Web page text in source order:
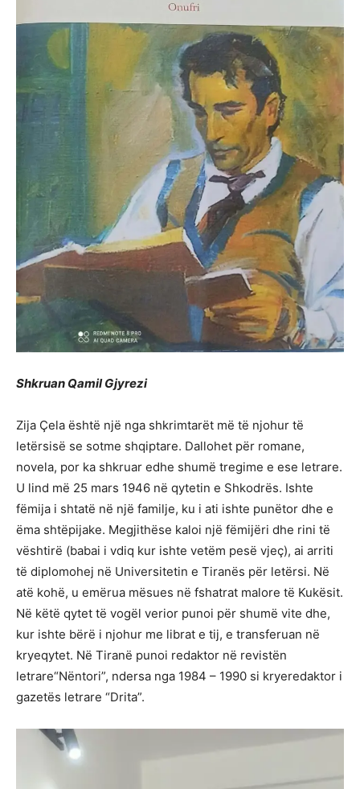
Shkruan Qamil Gjyrezi
Zija Çela është një nga shkrimtarët më të njohur të
letërsisë se sotme shqiptare. Dallohet për romane,
novela, por ka shkruar edhe shumë tregime e ese letrare.
U lind më 25 mars 1946 në qytetin e Shkodrës. Ishte
fëmija i shtatë në një familje, ku i ati ishte punëtor dhe e
ëma shtëpijake. Megjithëse kaloi një fëmijëri dhe rini të
vështirë (babai i vdiq kur ishte vetëm pesë vjeç), ai arriti
të diplomohej në Universitetin e Tiranës për letërsi. Në
atë kohë, u emërua mësues në fshatrat malore të Kukësit.
Në këtë qytet të vogël verior punoi për shumë vite dhe,
kur ishte bërë i njohur me librat e tij, e transferuan në
kryeqytet. Në Tiranë punoi redaktor në revistën
letrare“Nëntori”, ndersa nga 1984 – 1990 si kryeredaktor i
gazetës letrare “Drita”.